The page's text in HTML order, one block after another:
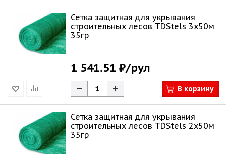
Сетка защитная для укрывания
строительных лесов TDStels 3х50м
35гр
1 541.51 ₽/рул
В корзину
Сетка защитная для укрывания
строительных лесов TDStels 2х50м
35гр